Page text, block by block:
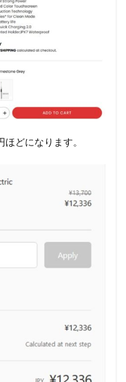
どになります。